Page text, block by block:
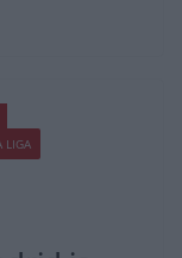
LIGA